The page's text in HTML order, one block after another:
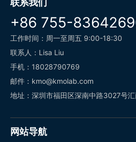
+86 755-
工作时间：周一至周五 9:00-18:30
联系人：Lisa Liu
手机：18028790769
邮件：kmo@kmolab.com
地址：深圳市福田区深南中路3027号
网站导航